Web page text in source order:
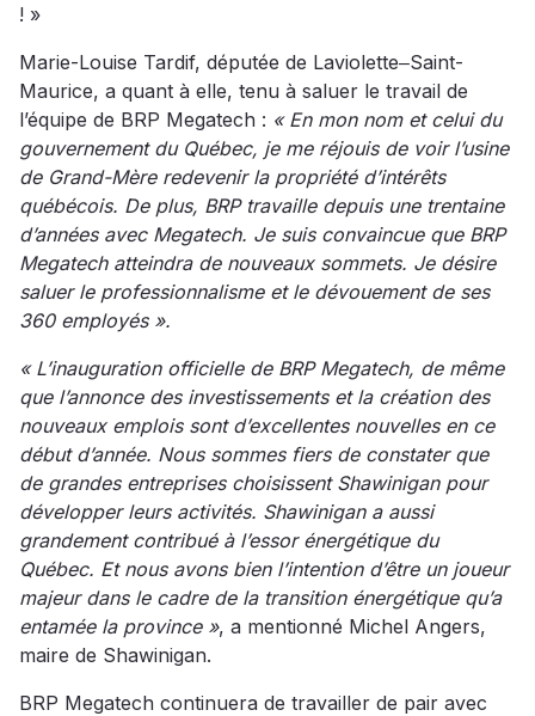
! »
Marie-Louise Tardif, députée de Laviolette‒Saint-
Maurice, a quant à elle, tenu à saluer le travail de
l’équipe de BRP Megatech : « En mon nom et celui du
gouvernement du Québec, je me réjouis de voir l’usine
de Grand-Mère redevenir la propriété d’intérêts
québécois. De plus, BRP travaille depuis une trentaine
d’années avec Megatech. Je suis convaincue que BRP
Megatech atteindra de nouveaux sommets. Je désire
saluer le professionnalisme et le dévouement de ses
360 employés ».
« L’inauguration officielle de BRP Megatech, de même
que l’annonce des investissements et la création des
nouveaux emplois sont d’excellentes nouvelles en ce
début d’année. Nous sommes fiers de constater que
de grandes entreprises choisissent Shawinigan pour
développer leurs activités. Shawinigan a aussi
grandement contribué à l’essor énergétique du
Québec. Et nous avons bien l’intention d’être un joueur
majeur dans le cadre de la transition énergétique qu’a
entamée la province », a mentionné Michel Angers,
maire de Shawinigan.
BRP Megatech continuera de travailler de pair avec